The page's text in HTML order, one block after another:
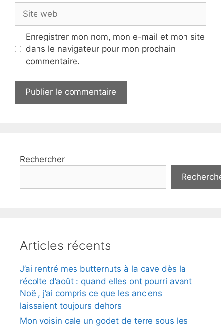
Site
web
Enregistrer mon nom, mon e-mail et mon site
dans le navigateur pour mon prochain
commentaire.
Rechercher
Articles récents
J’ai rentré mes butternuts à la cave dès la
récolte d’août : quand elles ont pourri avant
Noël, j’ai compris ce que les anciens
laissaient toujours dehors
Mon voisin cale un godet de terre sous les